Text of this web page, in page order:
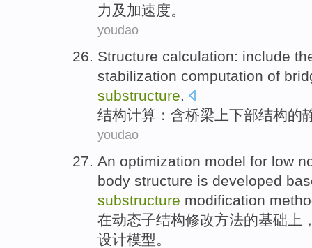
力 及 加速度。
youdao
Structure calculation: include
stabilization computation of
substructure.
结构计算 ： 含桥梁 上下部结构的
youdao
An optimization model for low
body structure is developed
substructure modification
在动态子结构修改方法的基础 上
设计模型。